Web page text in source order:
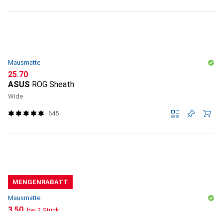
Mausmatte
CHF
25.70
ASUS ROG Sheath
Wide
645
MENGENRABATT
Mausmatte